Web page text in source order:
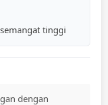
tinggi
dengan